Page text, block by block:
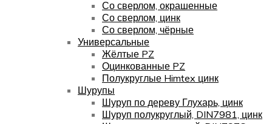
Со сверлом, окрашенные
Со сверлом, цинк
Со сверлом, чёрные
Универсальные
Жёлтые PZ
Оцинкованные PZ
Полукруглые Himtex цинк
Шурупы
Шуруп по дереву Глухарь, цинк
Шуруп полукруглый, DIN7981, цинк